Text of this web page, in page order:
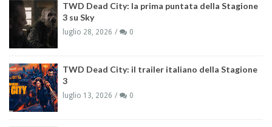
TWD Dead City: la prima puntata della Stagione
3 su Sky
luglio 28, 2026 0
TWD Dead City: il trailer italiano della Stagione
3
luglio 13, 2026 0